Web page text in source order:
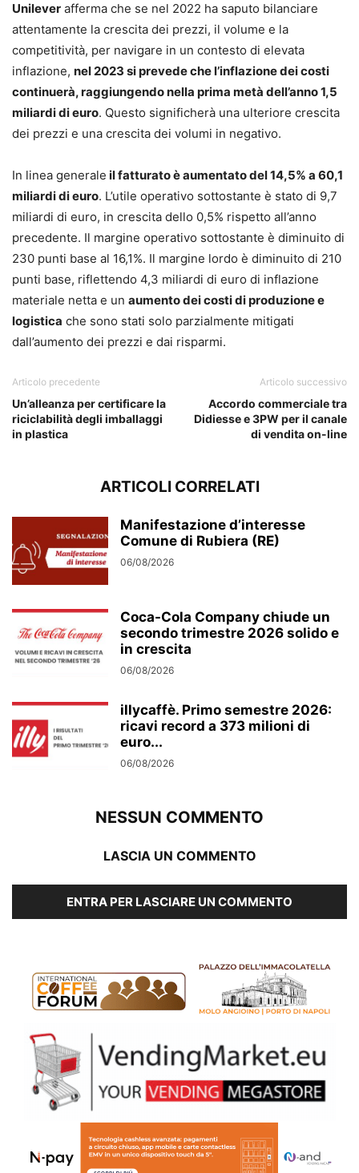
Unilever afferma che se nel 2022 ha saputo bilanciare
attentamente la crescita dei prezzi, il volume e la
competitività, per navigare in un contesto di elevata
inflazione, nel 2023 si prevede che l’inflazione dei costi
continuerà, raggiungendo nella prima metà dell’anno 1,5
miliardi di euro. Questo significherà una ulteriore crescita
dei prezzi e una crescita dei volumi in negativo.
In linea generale il fatturato è aumentato del 14,5% a 60,1
miliardi di euro. L’utile operativo sottostante è stato di 9,7
miliardi di euro, in crescita dello 0,5% rispetto all’anno
precedente. Il margine operativo sottostante è diminuito di
230 punti base al 16,1%. Il margine lordo è diminuito di 210
punti base, riflettendo 4,3 miliardi di euro di inflazione
materiale netta e un aumento dei costi di produzione e
logistica che sono stati solo parzialmente mitigati
dall’aumento dei prezzi e dai risparmi.
Articolo precedente
Un’alleanza per certificare la
riciclabilità degli imballaggi
in plastica
Articolo successivo
Accordo commerciale tra
Didiesse e 3PW per il canale
di vendita on-line
ARTICOLI CORRELATI
Manifestazione d’interesse
Comune di Rubiera (RE)
06/08/2026
Coca-Cola Company chiude un
secondo trimestre 2026 solido e
in crescita
06/08/2026
illycaffè. Primo semestre 2026:
ricavi record a 373 milioni di
euro...
06/08/2026
NESSUN COMMENTO
LASCIA UN COMMENTO
ENTRA PER LASCIARE UN COMMENTO